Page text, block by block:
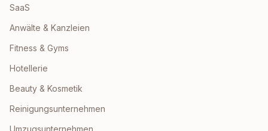
SaaS
Anwälte & Kanzleien
Fitness & Gyms
Hotellerie
Beauty & Kosmetik
Reinigungsunternehmen
Umzugsunternehmen